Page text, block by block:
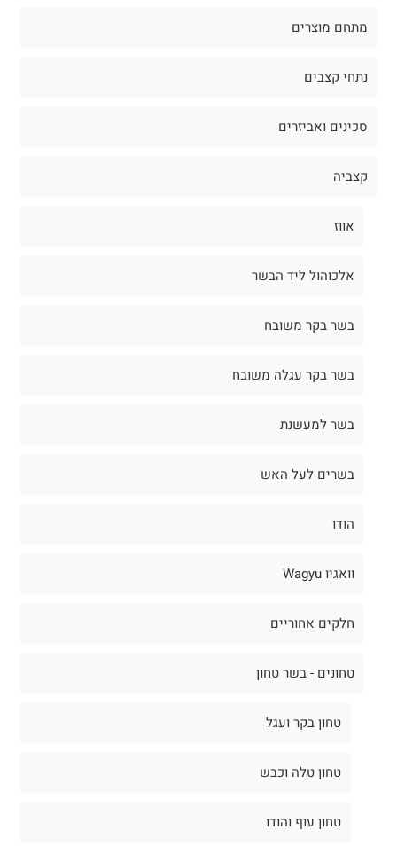
מתחם מוצרים
נתחי קצבים
סכינים ואביזרים
קצביה
אווז
אלכוהול ליד הבשר
בשר בקר משובח
בשר בקר עגלה משובח
בשר למעשנת
בשרים לעל האש
הודו
וואגיו Wagyu
חלקים אחוריים
טחונים - בשר טחון
טחון בקר ועגל
טחון טלה וכבש
טחון עוף והודו